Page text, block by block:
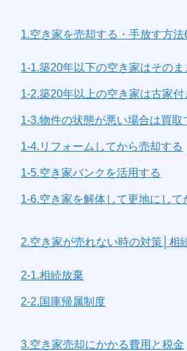
1.空き家を売却する・手放す方法
1-1.築20年以下の空き家はそのま
1-2.築20年以上の空き家は古家
1-3.物件の状態が悪い場合は買取
1-4.リフォームしてから売却する
1-5.空き家バンクを活用する
1-6.空き家を解体して更地にして
2.空き家が売れない時の対策│相
2-1.相続放棄
2-2.国庫帰属制度
3.空き家売却にかかる費用と税金